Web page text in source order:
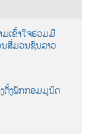
ເຂົ້າໃຈຮ່ວມມື
ນສື່ມວນຊົນລາວ
ຕັ້ງພັກກອມມູນິດ